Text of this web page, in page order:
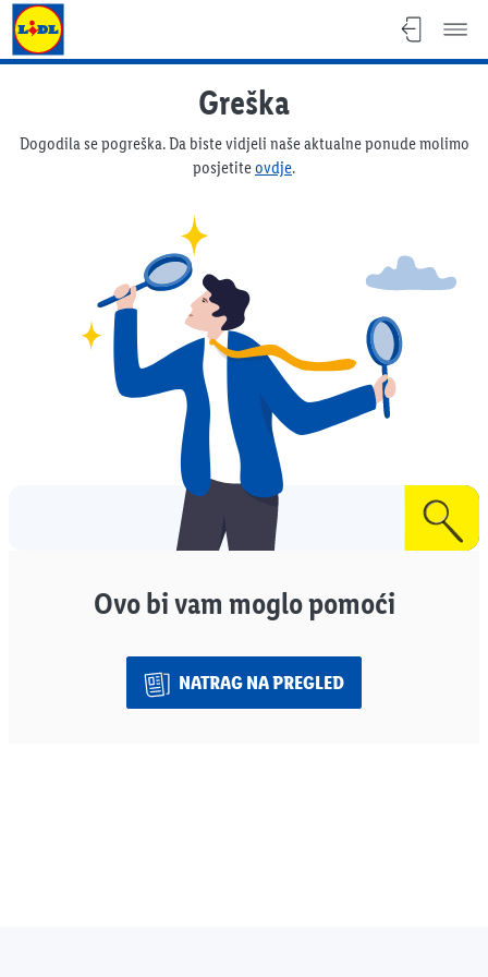
Lidl katalog
Greška
Dogodila se pogreška. Da biste vidjeli naše aktualne ponude molimo
posjetiteovdje.
Ovo bi vam moglo pomoći
NATRAG NA PREGLED